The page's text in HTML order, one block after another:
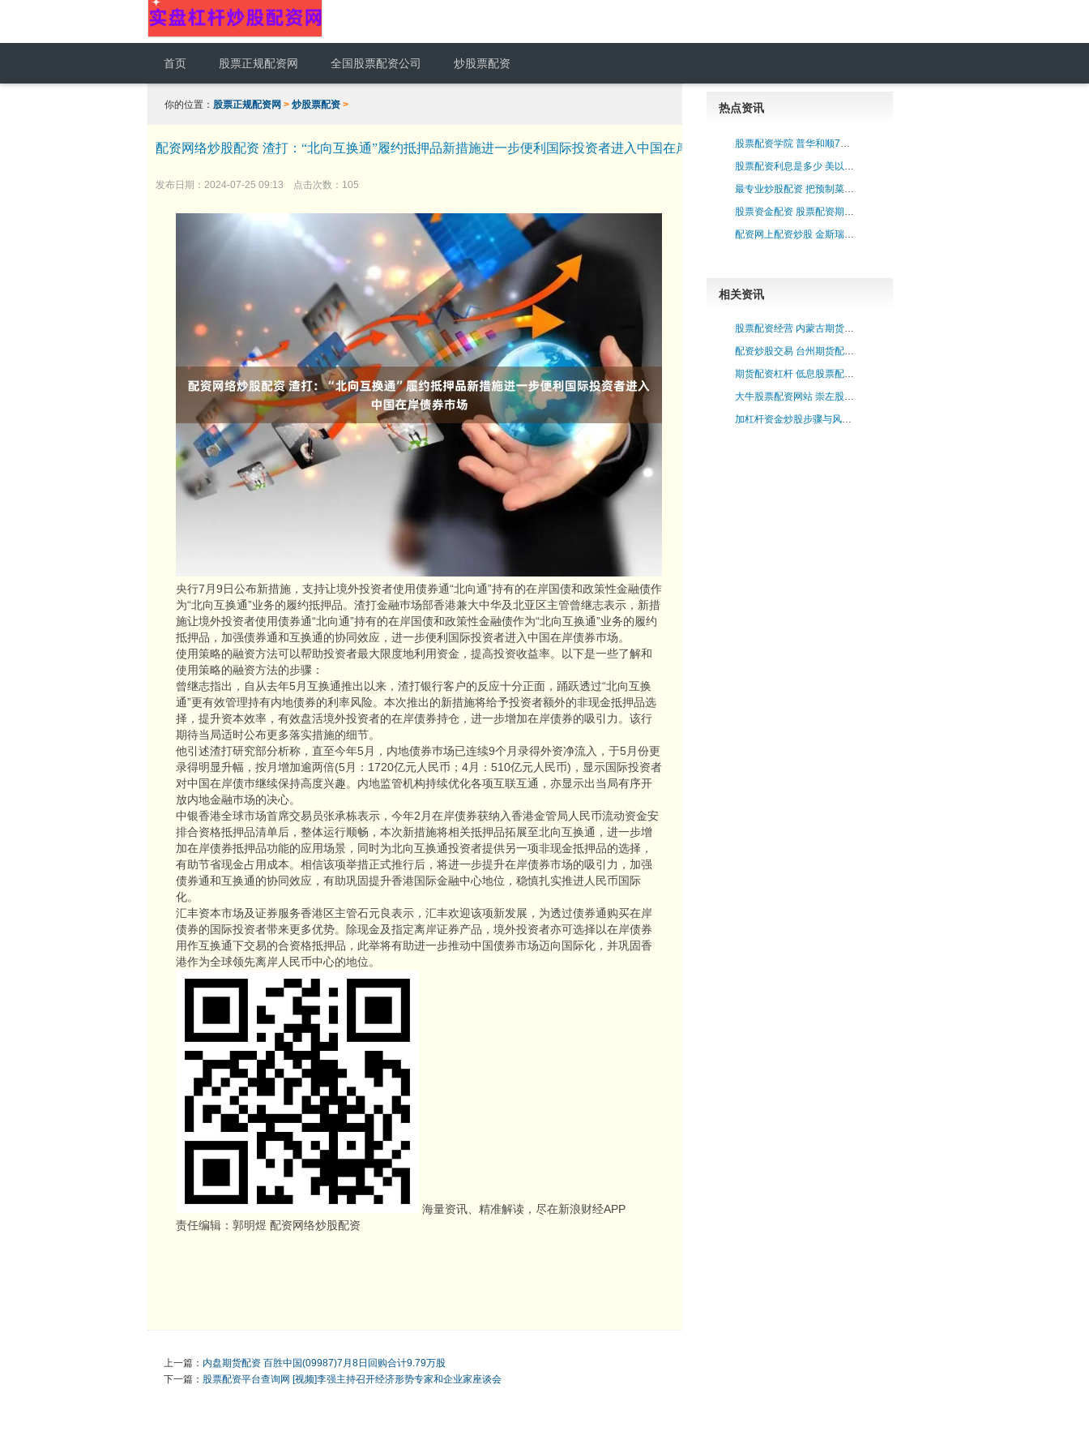
首页 股票正规配资网 全国股票配资公司 炒股票配资
你的位置： 股票正规配资网 > 炒股票配资 >
配资网络炒股配资 渣打：“北向互换通”履约抵押品新措施进一步便利国际投资者进入中国在岸债券巿场
发布日期：2024-07-25 09:13 点击次数：105
央行7月9日公布新措施，支持让境外投资者使用债券通“北向通”持有的在岸国债和政策性金融债作
为“北向互换通”业务的履约抵押品。渣打金融巿场部香港兼大中华及北亚区主管曾继志表示，新措
施让境外投资者使用债券通“北向通”持有的在岸国债和政策性金融债作为“北向互换通”业务的履约
抵押品，加强债券通和互换通的协同效应，进一步便利国际投资者进入中国在岸债券巿场。
使用策略的融资方法可以帮助投资者最大限度地利用资金，提高投资收益率。以下是一些了解和
使用策略的融资方法的步骤：
曾继志指出，自从去年5月互换通推出以来，渣打银行客户的反应十分正面，踊跃透过“北向互换
通”更有效管理持有内地债券的利率风险。本次推出的新措施将给予投资者额外的非现金抵押品选
择，提升资本效率，有效盘活境外投资者的在岸债券持仓，进一步增加在岸债券的吸引力。该行
期待当局适时公布更多落实措施的细节。
他引述渣打研究部分析称，直至今年5月，内地债券巿场已连续9个月录得外资净流入，于5月份更
录得明显升幅，按月增加逾两倍(5月：1720亿元人民币；4月：510亿元人民币)，显示国际投资者
对中国在岸债巿继续保持高度兴趣。内地监管机构持续优化各项互联互通，亦显示出当局有序开
放内地金融巿场的决心。
中银香港全球市场首席交易员张承栋表示，今年2月在岸债券获纳入香港金管局人民币流动资金安
排合资格抵押品清单后，整体运行顺畅，本次新措施将相关抵押品拓展至北向互换通，进一步增
加在岸债券抵押品功能的应用场景，同时为北向互换通投资者提供另一项非现金抵押品的选择，
有助节省现金占用成本。相信该项举措正式推行后，将进一步提升在岸债券市场的吸引力，加强
债券通和互换通的协同效应，有助巩固提升香港国际金融中心地位，稳慎扎实推进人民币国际
化。
汇丰资本市场及证券服务香港区主管石元良表示，汇丰欢迎该项新发展，为透过债券通购买在岸
债券的国际投资者带来更多优势。除现金及指定离岸证券产品，境外投资者亦可选择以在岸债券
用作互换通下交易的合资格抵押品，此举将有助进一步推动中国债券市场迈向国际化，并巩固香
港作为全球领先离岸人民币中心的地位。
海量资讯、精准解读，尽在新浪财经APP
责任编辑：郭明煜 配资网络炒股配资
上一篇： 内盘期货配资 百胜中国(09987)7月8日回购合计9.79万股
下一篇： 股票配资平台查询网 [视频]李强主持召开经济形势专家和企业家座谈会
热点资讯
股票配资学院 普华和顺7月18日耗资约40.39万港元回购35万股
股票配资利息是多少 美以防长通话 讨论中东局势
最专业炒股配资 把预制菜培育成新增长点
股票资金配资 股票配资期货：高杠杆下的财富盛宴？
配资网上配资炒股 金斯瑞生物科技盘中异动 大幅跳水5.02%
相关资讯
股票配资经营 内蒙古期货配资：助力草原儿女逐梦财富
配资炒股交易 台州期货配资：助力投资，放飞财富梦想
期货配资杠杆 低息股票配资，轻松掌握资金，助您灵活操盘
大牛股票配资网站 崇左股票配资：助你把握投资良机，实现财富增值
加杠杆资金炒股步骤与风险指南